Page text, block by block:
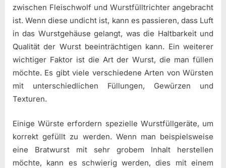
zwischen Fleischwolf und Wurstfülltrichter angebracht
ist. Wenn diese undicht ist, kann es passieren, dass Luft
in das Wurstgehäuse gelangt, was die Haltbarkeit und
Qualität der Wurst beeinträchtigen kann. Ein weiterer
wichtiger Faktor ist die Art der Wurst, die man füllen
möchte. Es gibt viele verschiedene Arten von Würsten
mit unterschiedlichen Füllungen, Gewürzen und
Texturen.
Einige Würste erfordern spezielle Wurstfüllgeräte, um
korrekt gefüllt zu werden. Wenn man beispielsweise
eine Bratwurst mit sehr grobem Inhalt herstellen
möchte, kann es schwierig werden, dies mit einem